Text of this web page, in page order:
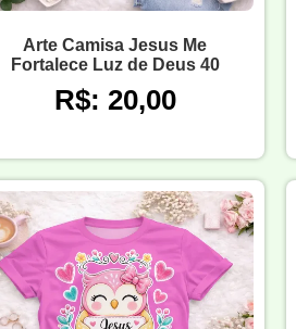
Arte Camisa Jesus Me
Fortalece Luz de Deus 40
R$: 20,00